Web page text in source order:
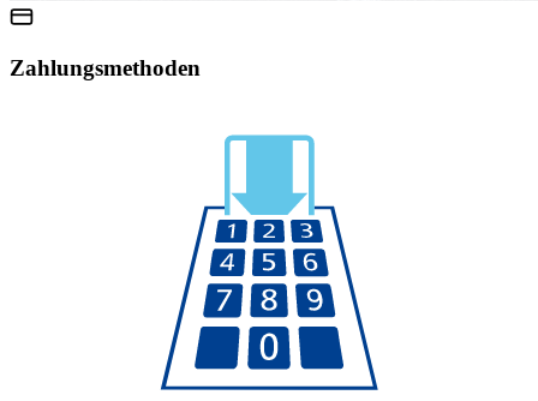
Zahlungsmethoden